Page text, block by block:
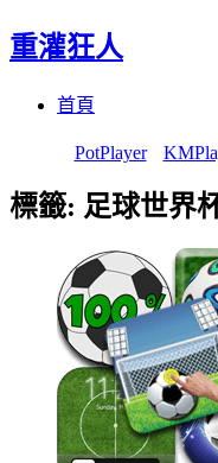
重灌狂人
首頁
PotPlayer
標籤: 足球世界